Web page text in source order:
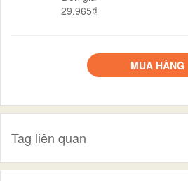
29.965₫
MUA HÀNG
Tag liên quan